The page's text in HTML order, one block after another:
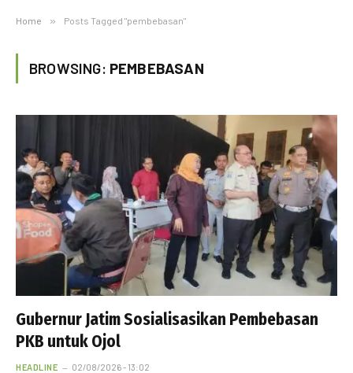
Home » Posts Tagged "pembebasan"
BROWSING: PEMBEBASAN
Gubernur Jatim Sosialisasikan Pembebasan
PKB untuk Ojol
HEADLINE 02/08/2026 - 13:02